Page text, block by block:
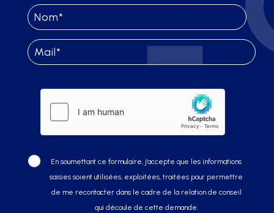
En soumettant ce formulaire, j’accepte que les informations
saisies soient utilisées, exploitées, traitées pour permettre
de me recontacter dans le cadre de la relation de conseil
qui découle de cette demande.